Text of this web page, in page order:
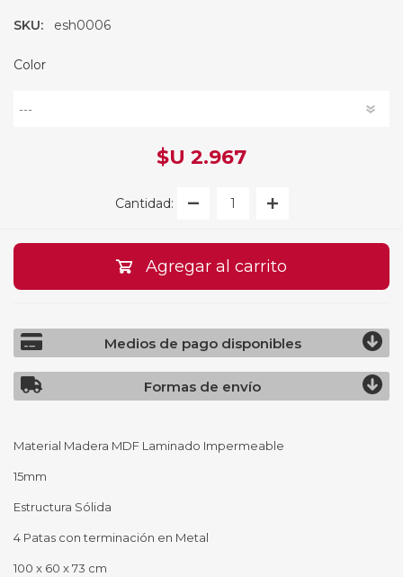
SKU: esh0006
Color
$U 2.967
Cantidad:
Agregar al carrito
Medios de pago disponibles
Formas de envío
Material Madera MDF Laminado Impermeable
15mm
Estructura Sólida
4 Patas con terminación en Metal
100 x 60 x 73 cm